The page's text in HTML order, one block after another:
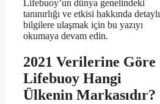
Lifebuoy’un dünya genelindeki
tanınırlığı ve etkisi hakkında detaylı
bilgilere ulaşmak için bu yazıyı
okumaya devam edin.
2021 Verilerine Göre
Lifebuoy Hangi
Ülkenin Markasıdır?